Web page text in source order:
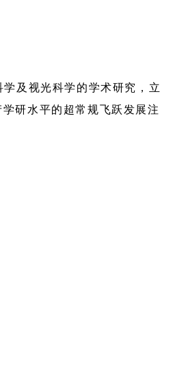
及视光科学的学术研究，立
研水平的超常规飞跃发展注